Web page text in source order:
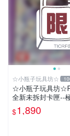
☆小瓶子玩具坊☆
☆小瓶子玩具坊
全新未拆封卡匣--
萌編年史 限定版 (
$1,890